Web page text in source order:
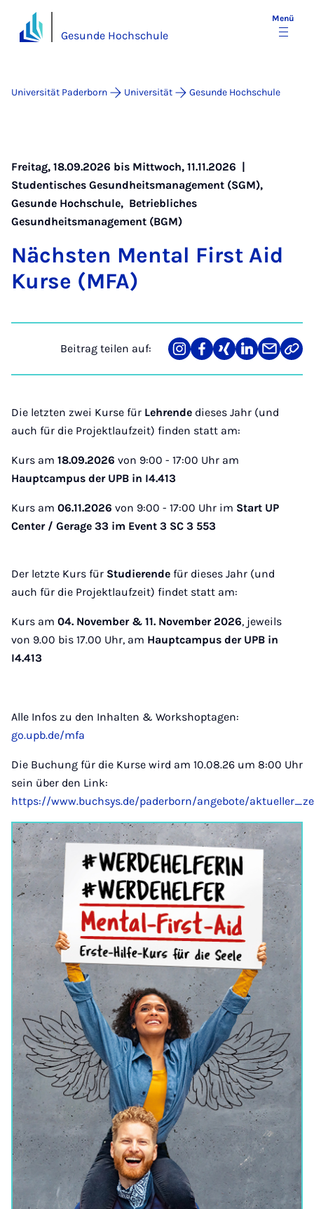
Gesunde Hochschule
Menü
Universität Paderborn Universität Gesunde Hochschule
Freitag, 18.09.2026 bis Mittwoch, 11.11.2026 |
Studentisches Gesundheitsmanagement (SGM),
Gesunde Hochschule, Betriebliches
Gesundheitsmanagement (BGM)
Nächs­ten Men­tal First Aid
Kur­se (MFA)
Beitrag teilen auf:
Teilen
auf
Teilen
auf
Teilen
auf
Teilen
auf
Teilen
über
Mail
Link
Die letzten zwei Kurse für Lehrende dieses Jahr (und
auch für die Projektlaufzeit) finden statt am:
Kurs am 18.09.2026 von 9:00 - 17:00 Uhr am
Hauptcampus der UPB in I4.413
Kurs am 06.11.2026 von 9:00 - 17:00 Uhr im Start UP
Center / Gerage 33 im Event 3 SC 3 553
Der letzte Kurs für Studierende für dieses Jahr (und
auch für die Projektlaufzeit) findet statt am:
Kurs am 04. November & 11. November 2026, jeweils
von 9.00 bis 17.00 Uhr, am Hauptcampus der UPB in
I4.413
Alle Infos zu den Inhalten & Workshoptagen:
go.upb.de/mfa
Die Buchung für die Kurse wird am 10.08.26 um 8:00 Uhr
sein über den Link:
https://www.buchsys.de/paderborn/angebote/